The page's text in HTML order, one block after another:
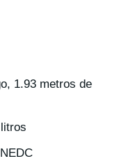
1.93 metros de